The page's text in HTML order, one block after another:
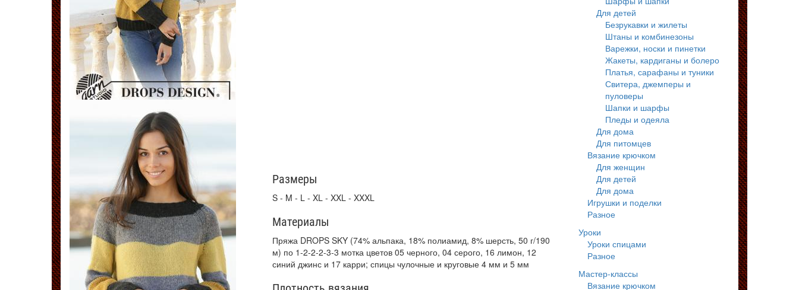
Размеры
S - M - L - XL - XXL - XXXL
Материалы
Пряжа DROPS SKY (74% альпака, 18% полиамид, 8% шерсть, 50 г/190
м) по 1-2-2-2-3-3 мотка цветов 05 черного, 04 серого, 16 лимон, 12
синий джинс и 17 карри; спицы чулочные и круговые 4 мм и 5 мм
Для детей
Безрукавки и жилеты
Штаны и комбинезоны
Варежки, носки и пинетки
Жакеты, кардиганы и болеро
Платья, сарафаны и туники
Свитера, джемперы и
пуловеры
Шапки и шарфы
Пледы и одеяла
Для дома
Для питомцев
Вязание крючком
Для женщин
Для детей
Для дома
Игрушки и поделки
Разное
Уроки
Уроки спицами
Разное
Мастер-классы
Вязание крючком